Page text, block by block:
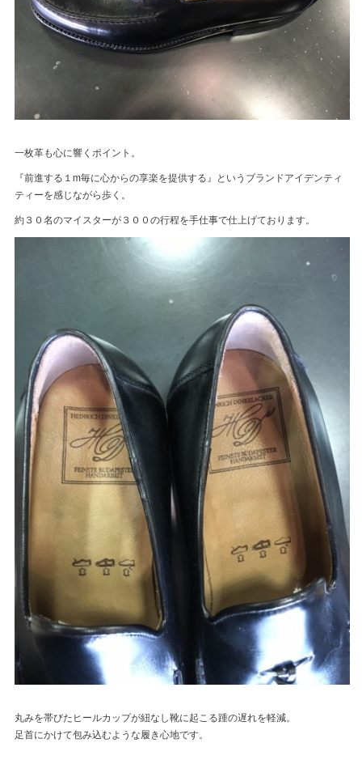
一枚革も心に響くポイント。
『前進する１m毎に心からの享楽を提供する』というブランドアイデンティ
ティーを感じながら歩く。
約３０名のマイスターが３００の行程を手仕事で仕上げております。
丸みを帯びたヒールカップが紐なし靴に起こる踵の遅れを軽減。
足首にかけて包み込むような履き心地です。